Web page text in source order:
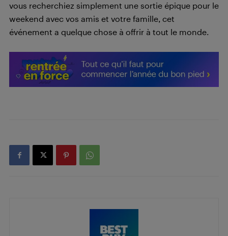
vous recherchiez simplement une sortie épique pour le
weekend avec vos amis et votre famille, cet
événement a quelque chose à offrir à tout le monde.